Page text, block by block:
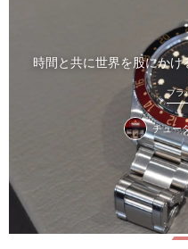
時間と共に世界を股にかけ
ブラ
チュー